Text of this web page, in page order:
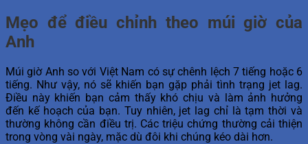
Mẹo để điều chỉnh theo múi giờ của
Anh
Múi giờ Anh so với Việt Nam có sự chênh lệch 7 tiếng hoặc 6
tiếng. Như vậy, nó sẽ khiến bạn gặp phải tình trạng jet lag.
Điều này khiến bạn cảm thấy khó chịu và làm ảnh hưởng
đến kế hoạch của bạn. Tuy nhiên, jet lag chỉ là tạm thời và
thường không cần điều trị. Các triệu chứng thường cải thiện
trong vòng vài ngày, mặc dù đôi khi chúng kéo dài hơn.